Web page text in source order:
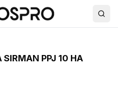
PPJ 10 НА